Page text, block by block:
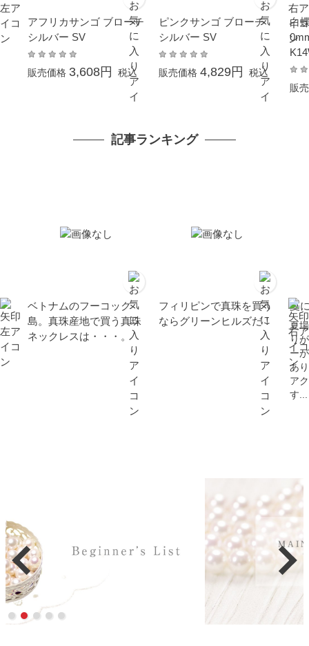
アフリカサンゴ ブローチ
シルバー SV
販売価格 3,608円 税込
ピンクサンゴ ブローチ
シルバー SV
販売価格 4,829円 税込
白
販
記事ランキング
ベトナムのフーコック
島。真珠産地で買う真珠
ネックレスは・・・。
フィリピンで真珠を買う
ならグリーンヒルズだ！
夏
夏
り
ー
あ
ア
す...